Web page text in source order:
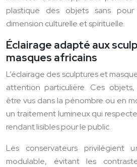
plastique des objets sans
dimension culturelle et spirituelle.
Éclairage adapté aux
masques africains
L’éclairage des sculptures et
attention particulière. Ces
être vus dans la pénombre ou en
un traitement lumineux qui
rendant lisibles pour le public.
Les conservateurs privilégient
modulable, évitant les